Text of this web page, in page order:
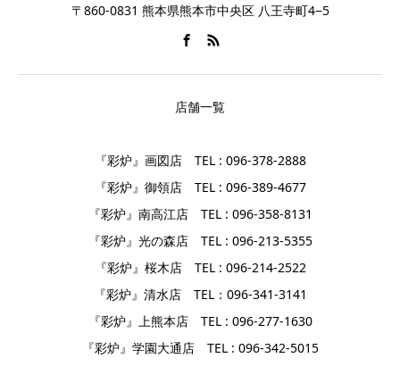
〒860-0831 熊本県熊本市中央区 八王寺町4−5
店舗一覧
『彩炉』画図店 TEL : 096-378-2888
『彩炉』御領店 TEL : 096-389-4677
『彩炉』南高江店 TEL : 096-358-8131
『彩炉』光の森店 TEL : 096-213-5355
『彩炉』桜木店 TEL : 096-214-2522
『彩炉』清水店 TEL：096-341-3141
『彩炉』上熊本店 TEL : 096-277-1630
『彩炉』学園大通店 TEL : 096-342-5015